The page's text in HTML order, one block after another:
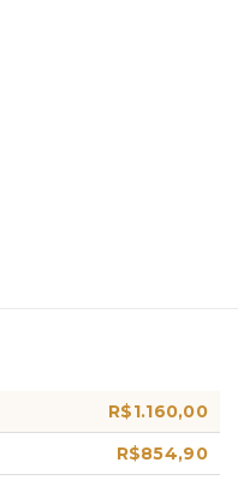
R$1.160,00
R$854,90